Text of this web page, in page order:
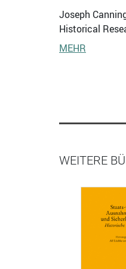
Joseph
Historical
MEHR
WEITERE